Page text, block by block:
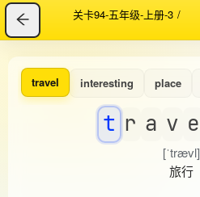
关卡94-五年级-上册-3 /
travel interesting place
t r a v e
[ˈtrævl]
旅行